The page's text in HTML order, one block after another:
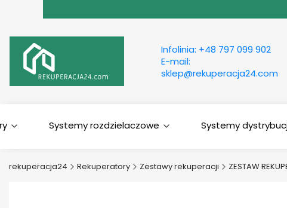
Infolinia: +48 797 099 902
E-mail:
sklep@rekuperacja24.com
Systemy rozdzielaczowe Systemy
rekuperacja24 Rekuperatory Zestawy rekuperacji ZESTAW